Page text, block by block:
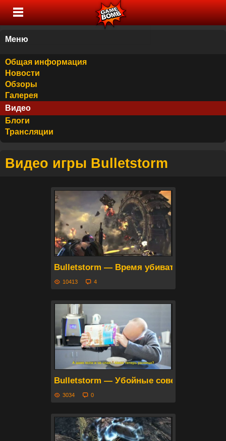
Меню
Общая информация
Новости
Обзоры
Галерея
Видео
Блоги
Трансляции
Видео игры Bulletstorm
Bulletstorm — Время убивать
10413 4
Bulletstorm — Убойные советы от Майка
3034 0